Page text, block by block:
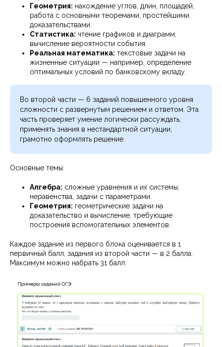
Геометрия: нахождение углов, длин, площадей,
работа с основными теоремами, простейшими
доказательствами.
Статистика: чтение графиков и диаграмм,
вычисление вероятности события.
Реальная математика: текстовые задачи на
жизненные ситуации — например, определение
оптимальных условий по банковскому вкладу.
Во второй части — 6 заданий повышенного уровня
сложности с развернутым решением и ответом. Эта
часть проверяет умение логически рассуждать,
применять знания в нестандартной ситуации,
грамотно оформлять решение.
Основные темы:
Алгебра: сложные уравнения и их системы,
неравенства, задачи с параметрами.
Геометрия: геометрические задачи на
доказательство и вычисление, требующие
построения вспомогательных элементов.
Каждое задание из первого блока оценивается в 1
первичный балл, задания из второй части — в 2 балла.
Максимум можно набрать 31 балл.